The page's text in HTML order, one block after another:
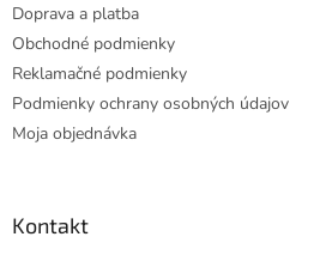
Doprava a platba
Obchodné podmienky
Reklamačné podmienky
Podmienky ochrany osobných údajov
Moja objednávka
Kontakt